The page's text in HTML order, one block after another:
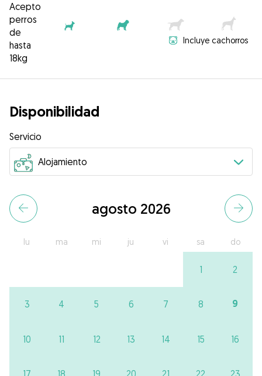
Acepto
perros
de
hasta
18kg
Incluye cachorros
Disponibilidad
Servicio
agosto 2026
lu ma mi ju vi sa do
1 2
3 4 5 6 7 8 9
10 11 12 13 14 15 16